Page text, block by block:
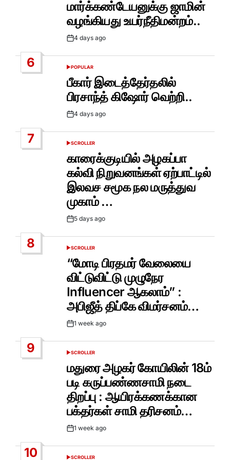
மார்க்கண்டேயனுக்கு ஜாமின்
வழங்கியது உயர்நீதிமன்றம்..
Post4 days ago
6
POSTED
POPULAR
பீகார் இடைத்தேர்தலில்
பிரசாந்த் கிஷோர் வெற்றி..
Post4 days ago
7
POSTED
SCROLLER
காரைக்குடியில் அழகப்பா
கல்வி நிறுவனங்கள் ஏற்பாட்டில்
இலவச சமூக நல மருத்துவ
முகாம் …
Post5 days ago
8
POSTED
SCROLLER
“மோடி பிரதமர் வேலையை
விட்டுவிட்டு முழுநேர
Influencer ஆகலாம்” :
அபிஜீத் திப்கே விமர்சனம்…
Post1 week ago
9
POSTED
SCROLLER
மதுரை அழகர் கோயிலின் 18ம்
படி கருப்பண்ணசாமி நடை
திறப்பு : ஆயிரக்கணக்கான
பக்தர்கள் சாமி தரிசனம்…
Post1 week ago
10 SCROLLER